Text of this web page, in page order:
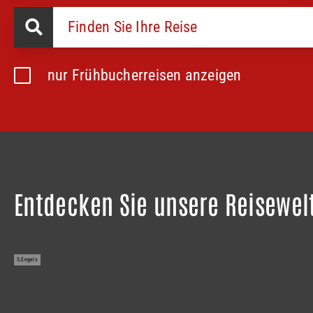
nur Frühbucherreisen anzeigen
Entdecken Sie unsere
S.Engels